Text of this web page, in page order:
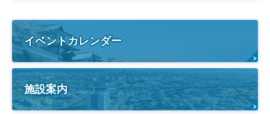
イベントカレンダー
施設案内